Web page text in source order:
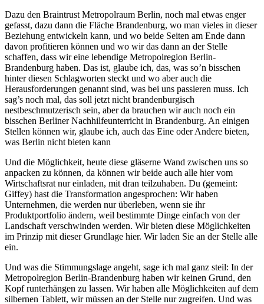
Dazu den Braintrust Metropolraum Berlin, noch mal etwas enger
gefasst, dazu dann die Fläche Brandenburg, wo man vieles in dieser
Beziehung entwickeln kann, und wo beide Seiten am Ende dann
davon profitieren können und wo wir das dann an der Stelle
schaffen, dass wir eine lebendige Metropolregion Berlin-
Brandenburg haben. Das ist, glaube ich, das, was so’n bisschen
hinter diesen Schlagworten steckt und wo aber auch die
Herausforderungen genannt sind, was bei uns passieren muss. Ich
sag’s noch mal, das soll jetzt nicht brandenburgisch
nestbeschmutzerisch sein, aber da brauchen wir auch noch ein
bisschen Berliner Nachhilfeunterricht in Brandenburg. An einigen
Stellen können wir, glaube ich, auch das Eine oder Andere bieten,
was Berlin nicht bieten kann
Und die Möglichkeit, heute diese gläserne Wand zwischen uns so
anpacken zu können, da können wir beide auch alle hier vom
Wirtschaftsrat nur einladen, mit dran teilzuhaben. Du (gemeint:
Giffey) hast die Transformation angesprochen: Wir haben
Unternehmen, die werden nur überleben, wenn sie ihr
Produktportfolio ändern, weil bestimmte Dinge einfach von der
Landschaft verschwinden werden. Wir bieten diese Möglichkeiten
im Prinzip mit dieser Grundlage hier. Wir laden Sie an der Stelle alle
ein.
Und was die Stimmungslage angeht, sage ich mal ganz steil: In der
Metropolregion Berlin-Brandenburg haben wir keinen Grund, den
Kopf runterhängen zu lassen. Wir haben alle Möglichkeiten auf dem
silbernen Tablett, wir müssen an der Stelle nur zugreifen. Und was